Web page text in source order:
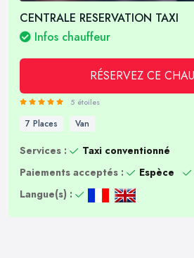
CENTRALE RESERVATION TAXI
Infos chauffeur
RÉSERVEZ CE
5 étoiles
7 Places Van
Services :
Taxi conventionné
Paiements acceptés :
Espèce
Langue(s) :